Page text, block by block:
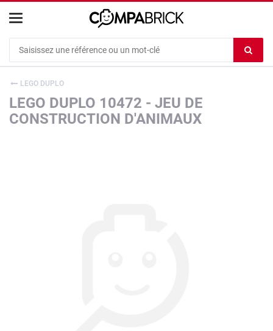
le
LEGO DUPLO
LEGO DUPLO 10472 - JEU DE
CONSTRUCTION D'ANIMAUX
Cookies management panel